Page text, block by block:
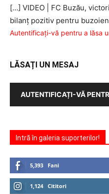
[…] VIDEO | FC Buzău,
bilanţ pozitiv pentru
Autentificați-vă pentru a lăsa
LĂSAȚI UN MESAJ
AUTENTIFICAȚI-VĂ
Intră în galeria suporterilor!
5,393 Fani
1,124 Cititori